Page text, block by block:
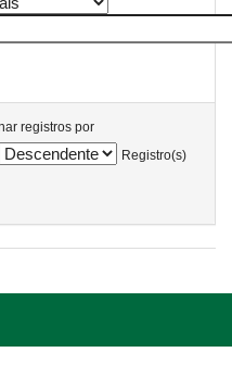
registros por
Registro(s)